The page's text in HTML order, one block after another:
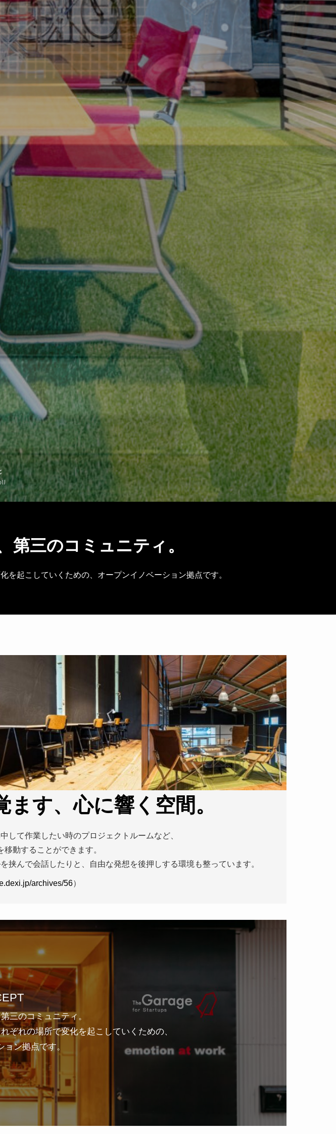
第三のコミュニティ。
起こしていくための、オープンイノベーション拠点です。
ます、心に響く空間。
して作業したい時のプロジェクトルームなど、
動することができます。
んで会話したりと、自由な発想を後押しする環境も整っています。
archives/56）
三のコミュニティ。
ぞれの場所で変化を起こしていくための、
ン拠点です。